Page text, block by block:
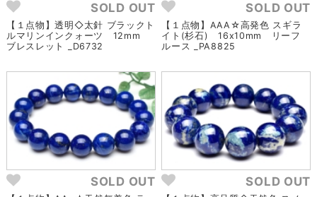
SOLD OUT
【１点物】透明◇太針 ブラックト
ルマリンインクォーツ 12mm
ブレスレット _D6732
SOLD OUT
【１点物】AAA☆高発色 スギラ
イト(杉石) 16x10mm リーフ
ルース _PA8825
SOLD OUT SOLD OUT